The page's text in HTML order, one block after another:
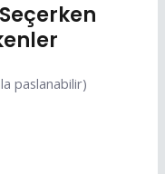
paslanabilir)